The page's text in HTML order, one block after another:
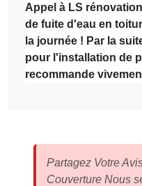
Appel à LS
de fuite d'eau en
la journée ! Par la
pour l'installation de
recommande
Partagez Votre
Couverture Nous